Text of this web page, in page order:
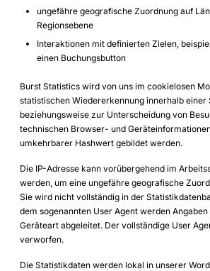
ungefähre geografische Zuordnung auf
Regionsebene
Interaktionen mit definierten Zielen,
einen Buchungsbutton
Burst Statistics wird von uns im cookielosen
statistischen Wiedererkennung innerhalb einer
beziehungsweise zur Unterscheidung von
technischen Browser- und
umkehrbarer Hashwert gebildet werden.
Die IP-Adresse kann vorübergehend im
werden, um eine ungefähre geografische
Sie wird nicht vollständig in der
dem sogenannten User Agent werden
Geräteart abgeleitet. Der vollständige User
verworfen.
Die Statistikdaten werden lokal in unserer